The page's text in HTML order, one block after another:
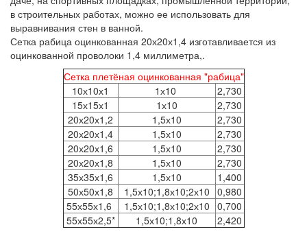
в строительных работах, можно ее использовать для
выравнивания стен в ванной.
Сетка рабица оцинкованная 20х20х1,4 изготавливается из
оцинкованной проволоки 1,4 миллиметра,.
Сетка плетёная оцинкованная "рабица"
10х10х1
1х10
2,730
15х15х1
1х10
2,730
20х20х1,2
1,5х10
2,730
20х20х1,4
1,5х10
2,730
20х20х1,6
1,5х10
2,730
20х20х1,8
1,5х10
2,730
35х35х1,6
1,5х10
1,400
50х50х1,8
1,5х10;1,8х10;2х10 0,980
55х55х1,6
1,5х10;1,8х10;2х10 0,700
55х55х2,5*
1,5х10;1,8х10 2,420